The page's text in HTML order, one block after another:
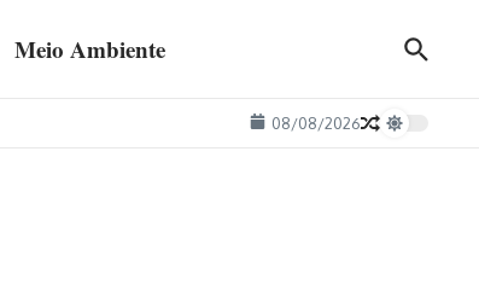
Meio Ambiente
08/08/2026